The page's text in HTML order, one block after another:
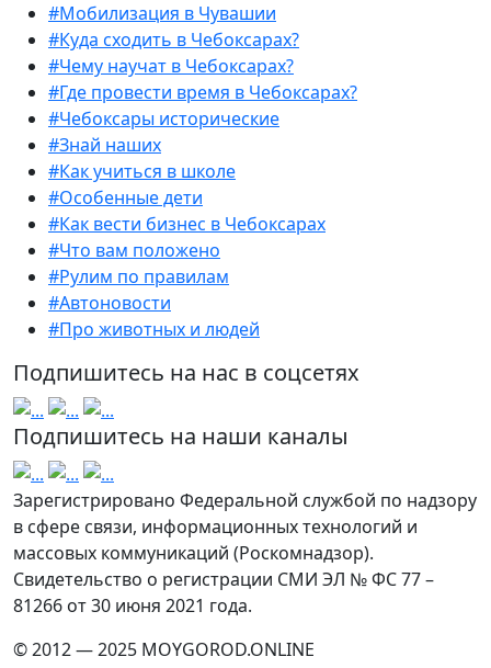
#Мобилизация в Чувашии
#Куда сходить в Чебоксарах?
#Чему научат в Чебоксарах?
#Где провести время в Чебоксарах?
#Чебоксары исторические
#Знай наших
#Как учиться в школе
#Особенные дети
#Как вести бизнес в Чебоксарах
#Что вам положено
#Рулим по правилам
#Автоновости
#Про животных и людей
Подпишитесь на нас в соцсетях
Подпишитесь на наши каналы
Зарегистрировано Федеральной службой по надзору
в сфере связи, информационных технологий и
массовых коммуникаций (Роскомнадзор).
Свидетельство о регистрации СМИ ЭЛ № ФС 77 –
81266 от 30 июня 2021 года.
© 2012 — 2025 MOYGOROD.ONLINE